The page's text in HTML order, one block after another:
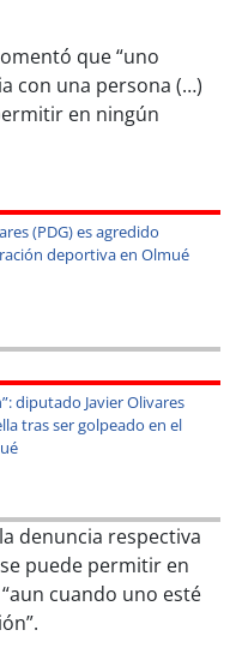
que “uno
con una persona (…)
en ningún
(PDG) es agredido
deportiva en Olmué
diputado Javier Olivares
tras ser golpeado en el
denuncia respectiva
puede permitir en
cuando uno esté